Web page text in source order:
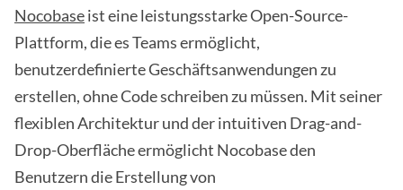
Nocobaseist eine leistungsstarke Open-Source-
Plattform, die es Teams ermöglicht,
benutzerdefinierte Geschäftsanwendungen zu
erstellen, ohne Code schreiben zu müssen. Mit seiner
flexiblen Architektur und der intuitiven Drag-and-
Drop-Oberfläche ermöglicht Nocobase den
Benutzern die Erstellung von